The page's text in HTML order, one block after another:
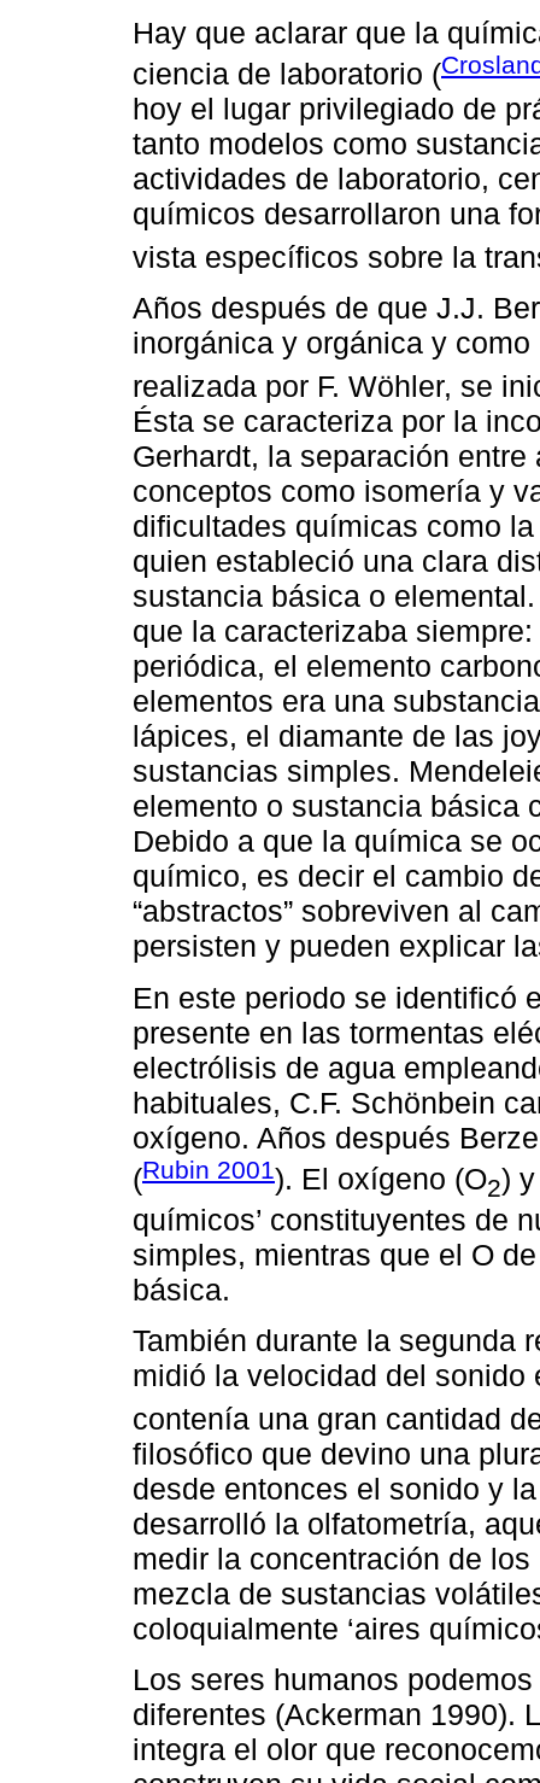
Hay que aclarar que la
ciencia de laboratorio (
hoy el lugar privilegiado de
tanto modelos como
actividades de laboratorio,
químicos desarrollaron una
vista específicos sobre la
Años después de que J.J.
inorgánica y orgánica y
realizada por F. Wöhler, se
Ésta se caracteriza por la
Gerhardt, la separación
conceptos como isomería y
dificultades químicas como
quien estableció una clara
sustancia básica o
que la caracterizaba
periódica, el elemento
elementos era una
lápices, el diamante de las
sustancias simples.
elemento o sustancia básica
Debido a que la química se
químico, es decir el cambio
“abstractos” sobreviven al
persisten y pueden explicar
En este periodo se identificó
presente en las tormentas
electrólisis de agua
habituales, C.F. Schönbein
oxígeno. Años después
(Rubin 2001). El oxígeno (O2)
químicos’ constituyentes de
simples, mientras que el O
básica.
También durante la segunda
midió la velocidad del sonido
contenía una gran cantidad
filosófico que devino una
desde entonces el sonido y
desarrolló la olfatometría,
medir la concentración de
mezcla de sustancias
coloquialmente ‘aires
Los seres humanos
diferentes (Ackerman 1990).
integra el olor que